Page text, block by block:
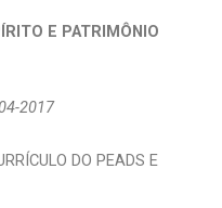
E PATRIMÔNIO
2017
DO PEADS E